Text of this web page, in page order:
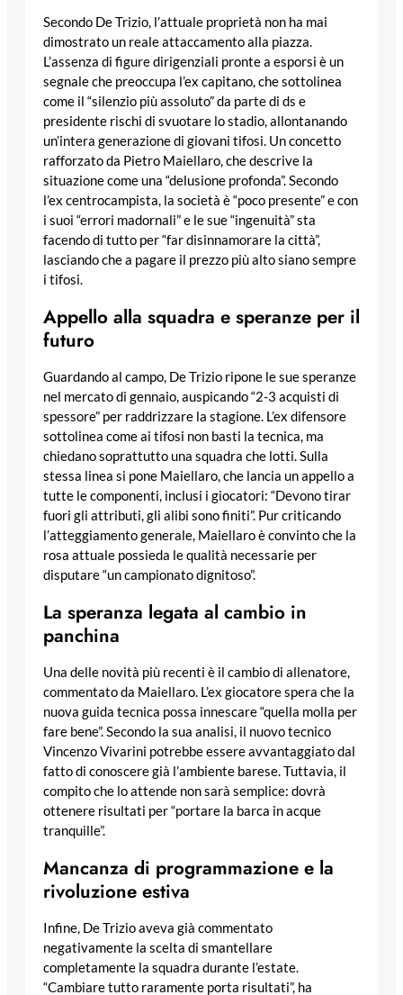
Secondo De Trizio, l’attuale proprietà non ha mai
dimostrato un reale attaccamento alla piazza.
L’assenza di figure dirigenziali pronte a esporsi è un
segnale che preoccupa l’ex capitano, che sottolinea
come il “silenzio più assoluto” da parte di ds e
presidente rischi di svuotare lo stadio, allontanando
un’intera generazione di giovani tifosi. Un concetto
rafforzato da Pietro Maiellaro, che descrive la
situazione come una “delusione profonda”. Secondo
l’ex centrocampista, la società è “poco presente” e con
i suoi “errori madornali” e le sue “ingenuità” sta
facendo di tutto per “far disinnamorare la città”,
lasciando che a pagare il prezzo più alto siano sempre
i tifosi.
Appello alla squadra e speranze per il
futuro
Guardando al campo, De Trizio ripone le sue speranze
nel mercato di gennaio, auspicando “2-3 acquisti di
spessore” per raddrizzare la stagione. L’ex difensore
sottolinea come ai tifosi non basti la tecnica, ma
chiedano soprattutto una squadra che lotti. Sulla
stessa linea si pone Maiellaro, che lancia un appello a
tutte le componenti, inclusi i giocatori: “Devono tirar
fuori gli attributi, gli alibi sono finiti”. Pur criticando
l’atteggiamento generale, Maiellaro è convinto che la
rosa attuale possieda le qualità necessarie per
disputare “un campionato dignitoso”.
La speranza legata al cambio in
panchina
Una delle novità più recenti è il cambio di allenatore,
commentato da Maiellaro. L’ex giocatore spera che la
nuova guida tecnica possa innescare “quella molla per
fare bene”. Secondo la sua analisi, il nuovo tecnico
Vincenzo Vivarini potrebbe essere avvantaggiato dal
fatto di conoscere già l’ambiente barese. Tuttavia, il
compito che lo attende non sarà semplice: dovrà
ottenere risultati per “portare la barca in acque
tranquille”.
Mancanza di programmazione e la
rivoluzione estiva
Infine, De Trizio aveva già commentato
negativamente la scelta di smantellare
completamente la squadra durante l’estate.
“Cambiare tutto raramente porta risultati”, ha